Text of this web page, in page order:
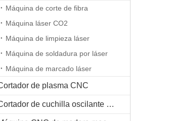
Máquina de corte de fibra
Máquina láser CO2
Máquina de limpieza láser
Máquina de soldadura por láser
Máquina de marcado láser
de plasma CNC
Cortador de cuchilla oscilante CNC